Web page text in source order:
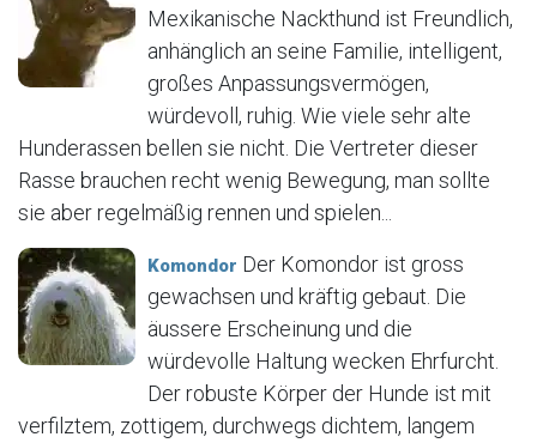
Mexikanische Nackthund ist Freundlich,
anhänglich an seine Familie, intelligent,
großes Anpassungsvermögen,
würdevoll, ruhig. Wie viele sehr alte
Hunderassen bellen sie nicht. Die Vertreter dieser
Rasse brauchen recht wenig Bewegung, man sollte
sie aber regelmäßig rennen und spielen...
Komondor Der Komondor ist gross
gewachsen und kräftig gebaut. Die
äussere Erscheinung und die
würdevolle Haltung wecken Ehrfurcht.
Der robuste Körper der Hunde ist mit
verfilztem, zottigem, durchwegs dichtem, langem